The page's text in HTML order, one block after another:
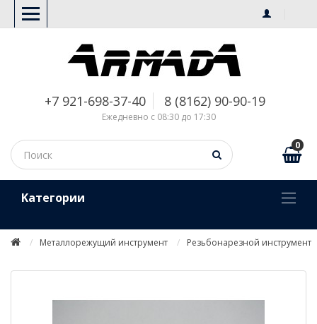
+7 921-698-37-40 8 (8162) 90-90-19
Ежедневно с 08:30 до 17:30
0
Kатегории
Металлорежущий инструмент Резьбонарезной инструмент